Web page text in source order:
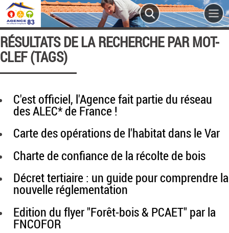
RÉSULTATS DE LA RECHERCHE PAR MOT-
CLEF (TAGS)
C'est officiel, l'Agence fait partie du réseau
des ALEC* de France !
Carte des opérations de l'habitat dans le Var
Charte de confiance de la récolte de bois
Décret tertiaire : un guide pour comprendre la
nouvelle réglementation
Edition du flyer "Forêt-bois & PCAET" par la
FNCOFOR